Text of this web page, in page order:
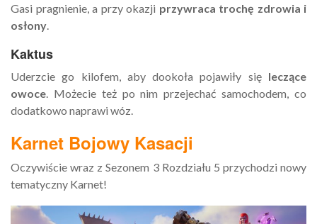
Gasi pragnienie, a przy okazji przywraca trochę zdrowia i
osłony.
Kaktus
Uderzcie go kilofem, aby dookoła pojawiły sięleczące
owoce. Możecie też po nim przejechać samochodem, co
dodatkowo naprawi wóz.
Karnet Bojowy Kasacji
Oczywiście wraz z Sezonem 3 Rozdziału 5 przychodzi nowy
tematyczny Karnet!